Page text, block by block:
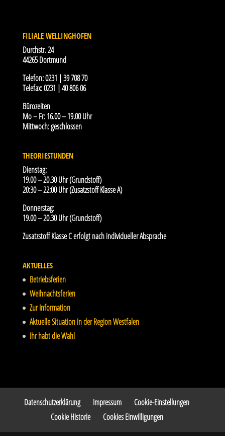
FILIALE WELLINGHOFEN
Durchstr. 24
44265 Dortmund
Telefon:0231 | 39 708 70
Telefax:0231 | 40 806 06
Bürozeiten
Mo – Fr: 16.00 – 19.00 Uhr
Mittwoch: geschlossen
THEORIESTUNDEN
Dienstag:
19.00 – 20.30 Uhr (Grundstoff)
20:30 – 22:00 Uhr (Zusatzstoff Klasse A)
Donnerstag:
19.00 – 20.30 Uhr (Grundstoff)
Zusatzstoff Klasse C erfolgt nach individueller Absprache
AKTUELLES
Betriebsferien
Weihnachtsferien
Zur Information
Aktuelle Situation in der Region Westfalen
Ihr habt die Wahl
Datenschutzerklärung Impressum
Cookie-Einstellungen
Cookie Historie
Cookies Einwilligungen